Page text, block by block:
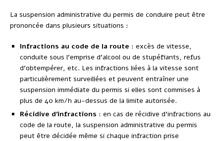
La suspension administrative du permis de conduire peut être
prononcée dans plusieurs situations :
Infractions au code de la route : excès de vitesse,
conduite sous l’emprise d’alcool ou de stupéfiants, refus
d’obtempérer, etc. Les infractions liées à la vitesse sont
particulièrement surveillées et peuvent entraîner une
suspension immédiate du permis si elles sont commises à
plus de 40 km/h au-dessus de la limite autorisée.
Récidive d’infractions : en cas de récidive d’infractions au
code de la route, la suspension administrative du permis
peut être décidée même si chaque infraction prise